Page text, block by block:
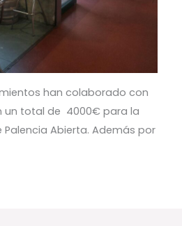
han colaborado con
un total de 4000€ para la
Abierta. Además por